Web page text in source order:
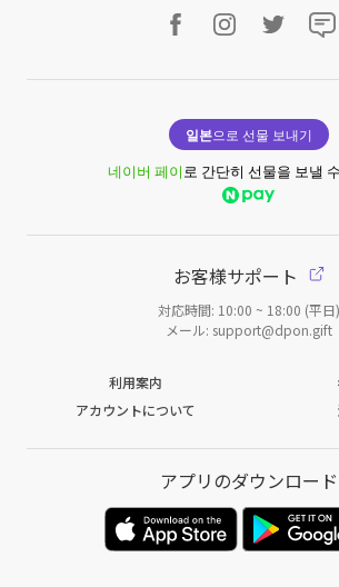
일본으로 선물 보내기
네이버 페이로 간단히 선물을 보낼
お客様サポート
対応時間: 10:00 ~ 18:00 (平日)
メール: support@dpon.gift
利用案内
アカウントについて
アプリのダウンロード